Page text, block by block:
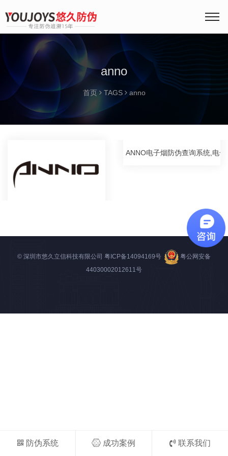
anno
首页 TAGS anno
ANNO电子烟防伪查询系统,电
© 深圳市悠久立信科技有限公司 粤ICP备14094169号
粤公网安备
44030002012611号
防伪系统 成功案例 联系我们